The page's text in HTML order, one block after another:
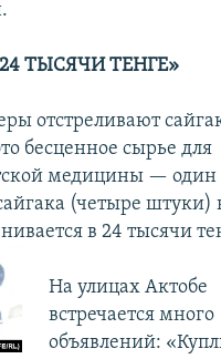
ТЫСЯЧИ ТЕНГЕ»
отстреливают
бесценное сырье для
медицины — один
(четыре штуки)
в 24 тысячи
На улицах Актобе
встречается много
объявлений: